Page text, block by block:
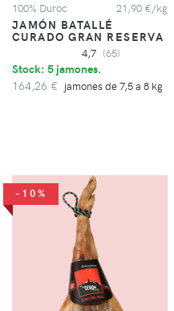
100% Duroc 21,90 €/kg
JAMÓN BATALLÉ
CURADO GRAN RESERVA
4,7 (65)
Stock: 5 jamones.
164,26 € jamones de 7,5 a 8 kg
-10%